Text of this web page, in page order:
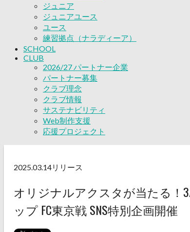
ジュニア
ジュニアユース
ユース
練習拠点（ナラディーア）
SCHOOL
CLUB
2026/27 パートナー企業
パートナー募集
クラブ理念
クラブ情報
サステナビリティ
Web制作支援
応援プロジェクト
2025.03.14リリース
オリジナルアクスタが当たる！
ップ FC東京戦 SNS特別企画開催